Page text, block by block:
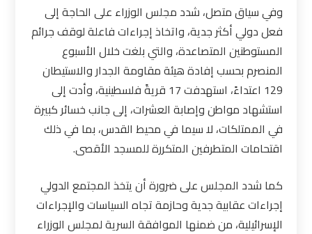
وفي سياق متصل، شدد مجلس الوزراء على الحاجة إلى
فعل دولي أكثر جدية، واتخاذ إجراءات فاعلة لوقف جرائم
المستوطنين المتصاعدة، والتي بلغت خلال الأسبوع
المنصرم بحسب إفادة هيئة مقاومة الجدار والاستيطان
129 اعتداءً، استهدفت 17 قريةً فلسطينية، وأدت إلى
استشهاد مواطن وإصابة العشرات، إلى جانب خسائر كبيرة
في الممتلكات، لا سيما في محيط القدس، بما في ذلك
اقتحامات المتطرفين المتكررة للمسجد الأقصى.
كما شدد المجلس على ضرورة أن يتخذ المجتمع الدولي
إجراءات عقابية جدية وحازمة تجاه السياسات والإجراءات
الإسرائيلية، من ضمنها الموافقة السرية لمجلس الوزراء